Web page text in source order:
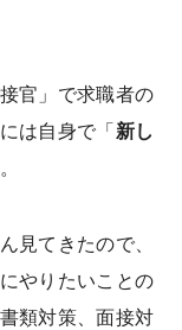
官」で求職者の
は自身で「新し
見てきたので、
やりたいことの
類対策、面接対